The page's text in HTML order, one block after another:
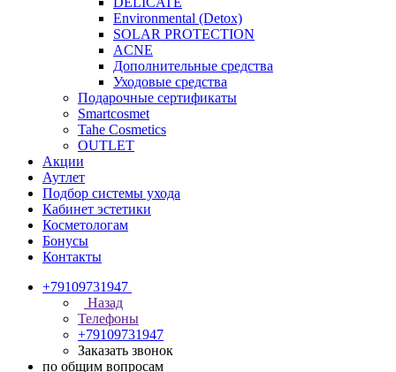
Environmental (Detox)
SOLAR PROTECTION
АCNE
Дополнительные средства
Уходовые средства
Подарочные сертификаты
Smartcosmet
Tahe Cosmetics
OUTLET
Акции
Аутлет
Подбор системы ухода
Кабинет эстетики
Косметологам
Бонусы
Контакты
+79109731947
Назад
Телефоны
+79109731947
Заказать звонок
по общим вопросам